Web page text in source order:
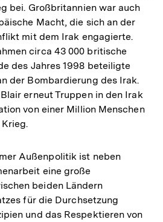
bei. Großbritannien war auch
Macht, die sich an der
mit dem Irak engagierte.
circa 43 000 britische
des Jahres 1998 beteiligte
der Bombardierung des Irak.
erneut Truppen in den Irak
von einer Million Menschen
Außenpolitik ist neben
eine große
beiden Ländern
für die Durchsetzung
und das Respektieren von